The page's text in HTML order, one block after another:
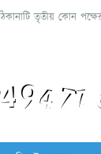
তৃতীয় কোন